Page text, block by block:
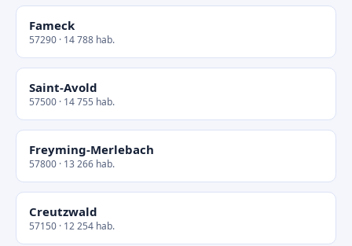
Fameck
57290 · 14 788 hab.
Saint-Avold
57500 · 14 755 hab.
Freyming-Merlebach
57800 · 13 266 hab.
Creutzwald
57150 · 12 254 hab.